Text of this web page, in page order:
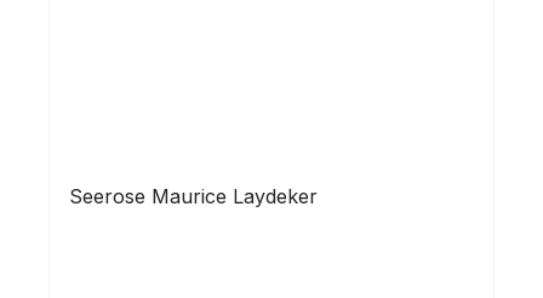
Seerose Maurice Laydeker